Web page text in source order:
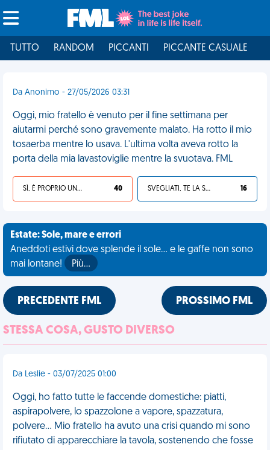
TUTTO RANDOM PICCANTI PICCANTE CASUALE
Da Anonimo - 27/05/2026 03:31
Oggi, mio fratello è venuto per il fine settimana per
aiutarmi perché sono gravemente malato. Ha rotto il mio
tosaerba mentre lo usava. L'ultima volta aveva rotto la
porta della mia lavastoviglie mentre la svuotava. FML
SÌ, È PROPRIO UNA VDM! 40 SVEGLIATI, TE LA SEI CERCATA! 16
Estate: Sole, mare e errori
Aneddoti estivi dove splende il sole... e le gaffe non sono
mai lontane!
Più…
PRECEDENTE FML PROSSIMO FML
STESSA COSA, GUSTO DIVERSO
Da Leslie - 03/07/2025 01:00
Oggi, ho fatto tutte le faccende domestiche: piatti,
aspirapolvere, lo spazzolone a vapore, spazzatura,
polvere... Mio fratello ha avuto una crisi quando mi sono
rifiutato di apparecchiare la tavola, sostenendo che fosse